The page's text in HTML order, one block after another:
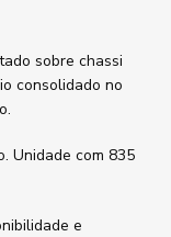
sobre chassi
consolidado no
Unidade com 835
e